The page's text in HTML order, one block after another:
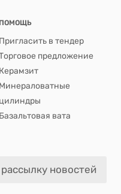
ПОМОЩЬ
Пригласить в тендер
предложение
Керамзит
Минераловатные
цилиндры
Базальтовая вата
новостей